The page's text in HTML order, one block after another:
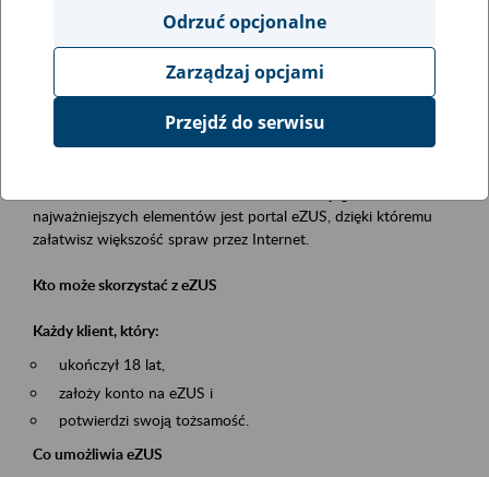
Obszar merytoryczny
obsługa klientów
Opis wydarzenia
Platforma Usług Elektronicznych eZUS
najważniejszych elementów jest portal eZUS, dzięki któremu
załatwisz większość spraw przez Internet.
Kto może skorzystać z eZUS
Każdy klient, który:
ukończył 18 lat,
założy konto na eZUS i
potwierdzi swoją tożsamość.
Co umożliwia eZUS
Odrzuć opcjonalne
Zarządzaj opcjami
Przejdź do serwisu